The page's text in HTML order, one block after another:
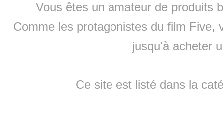
Vous êtes un amateur de produits
Comme les protagonistes du film Five,
jusqu'à acheter
Ce site est listé dans la